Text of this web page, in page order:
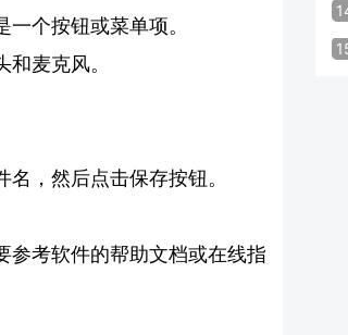
个按钮或菜单项。
麦克风。
，然后点击保存按钮。
参考软件的帮助文档或在线指